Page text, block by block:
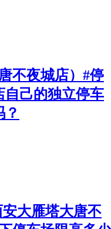
不夜城店）#停
自己的独立停车
大雁塔大唐不